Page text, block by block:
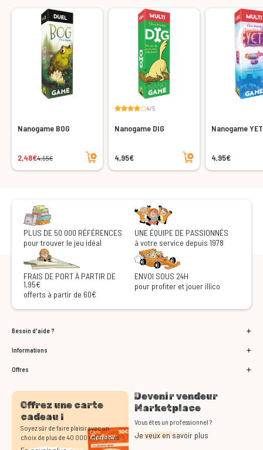
Nanogame BOG
2,48€4,95€
Ajouter au panier
4/5
Nanogame DIG
4,95€
Ajouter au panier
Nanogame YET
4,95€
PLUS DE 50 000 RÉFÉRENCES
pour trouver le jeu idéal
UNE ÉQUIPE DE PASSIONNÉS
à votre service depuis 1978
FRAIS DE PORT À PARTIR DE
1,95€
offerts à partir de 60€
ENVOI SOUS 24H
pour profiter et jouer illico
Besoin d'aide ?
Informations
Offres
Offrez une carte
cadeau !
Soyez sûr de faire plaisir avec un
choix de plus de 40 000 références
Devenir vendeur
Marketplace
Vous êtes un professionnel ?
Je veux en savoir plus